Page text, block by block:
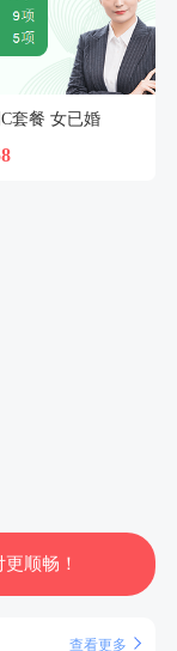
套餐 女已婚
顺畅！
查看更多